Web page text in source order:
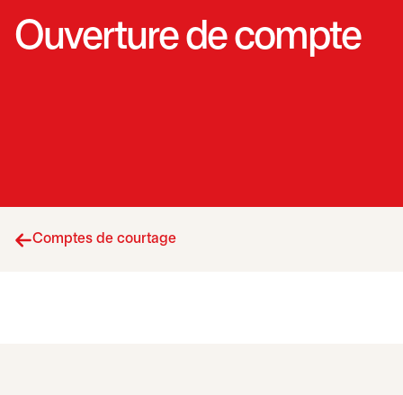
Ouverture de compte
Comptes de courtage